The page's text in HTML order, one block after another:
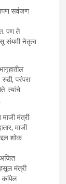
शोक
सर्वजण
पण ते
संयमी नेतृत्व
परंपरा
त्यांचे
मंत्री
माजी
शोक
मंत्री
कपिल